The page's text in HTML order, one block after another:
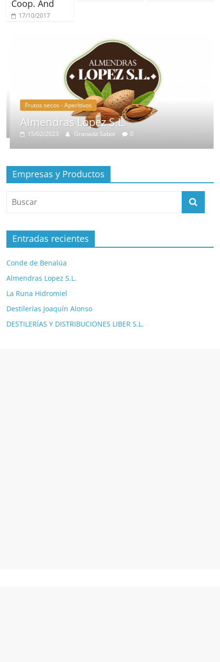
Coop. And
17/10/2017
Frutos secos - Aperitivos
Almendras Lopez S.L.
15/02/2023 Granada Sabor 0
Empresas y Productos
Entradas recientes
Conde de Benalúa
Almendras Lopez S.L.
La Runa Hidromiel
Destilerías Joaquín Alonso
DESTILERÍAS Y DISTRIBUCIONES LIBER S.L.